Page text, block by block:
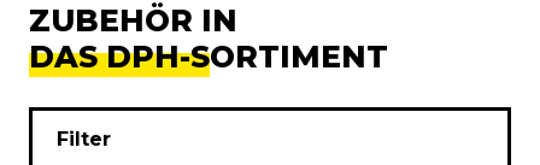
ZUBEHÖR IN
DAS DPH-SORTIMENT
Filter